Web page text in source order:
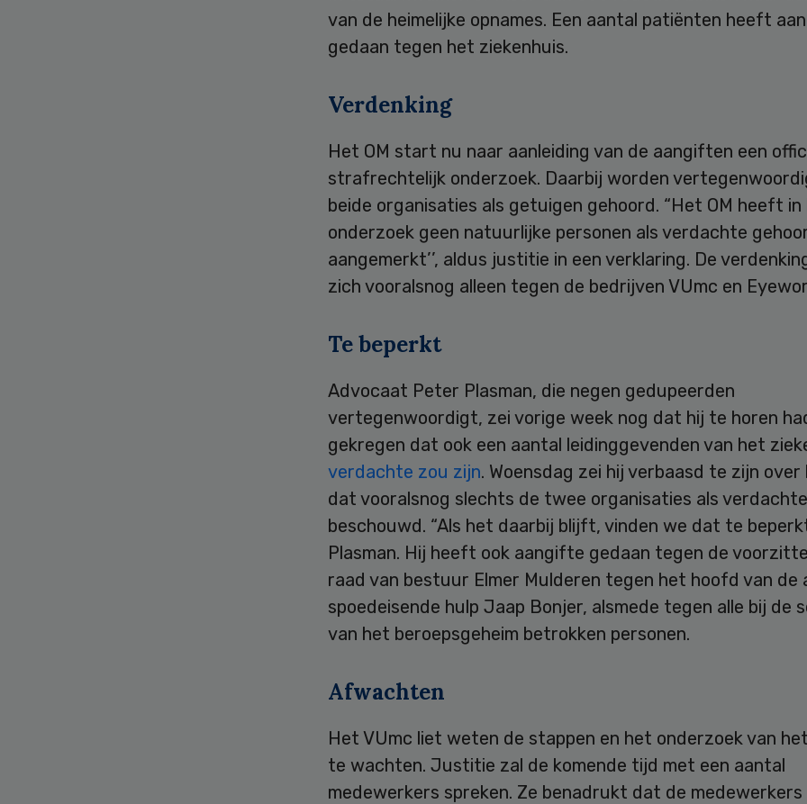
van de heimelijke opnames. Een aantal patiënten heeft
gedaan tegen het ziekenhuis.
Verdenking
Het OM start nu naar aanleiding van de aangiften een
strafrechtelijk onderzoek. Daarbij worden
beide organisaties als getuigen gehoord. “Het OM heeft in
onderzoek geen natuurlijke personen als verdachte
aangemerkt’’, aldus justitie in een verklaring. De
zich vooralsnog alleen tegen de bedrijven VUmc en
Te beperkt
Advocaat Peter Plasman, die negen gedupeerden
vertegenwoordigt, zei vorige week nog dat hij te horen
gekregen dat ook een aantal leidinggevenden van het
verdachte zou zijn. Woensdag zei hij verbaasd te zijn
dat vooralsnog slechts de twee organisaties als
beschouwd. “Als het daarbij blijft, vinden we dat te
Plasman. Hij heeft ook aangifte gedaan tegen de
raad van bestuur Elmer Mulderen tegen het hoofd van de
spoedeisende hulp Jaap Bonjer, alsmede tegen alle bij de
van het beroepsgeheim betrokken personen.
Afwachten
Het VUmc liet weten de stappen en het onderzoek van
te wachten. Justitie zal de komende tijd met een aantal
medewerkers spreken. Ze benadrukt dat de medewerkers